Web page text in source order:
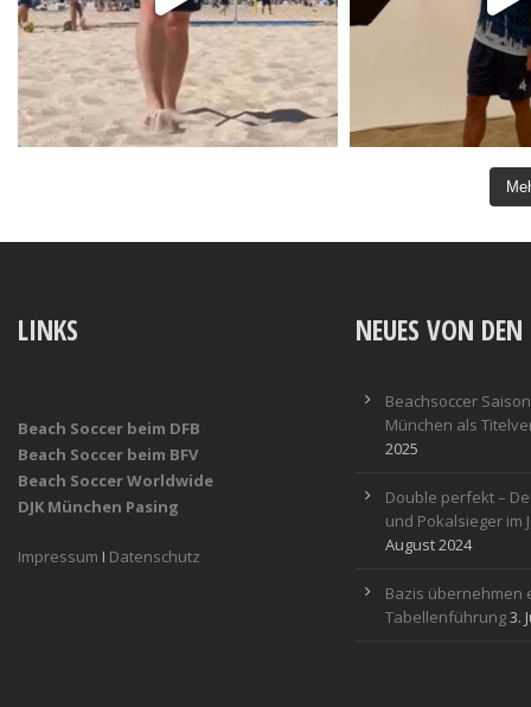
LINKS
Beach Soccer beim DFB
Beach Soccer beim BFV
Beach Soccer Worldwide
DJK München Pasing
Impressum I Datenschutz
NEUES VON
Beachsoccer
München als
2025
Double perfekt –
und Pokalsieger im
August 2024
Bazis übernehmen
Tabellenführung3.